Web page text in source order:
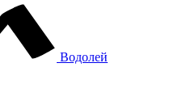
Водолей